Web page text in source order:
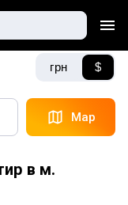
грн $
Map
в м.